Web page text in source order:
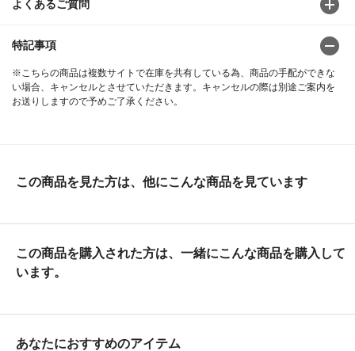
よくあるご質問
特記事項
※こちらの商品は複数サイトで在庫を共有している為、商品の手配ができな
い場合、キャンセルとさせていただきます。キャンセルの際は別途ご案内を
お送りしますので予めご了承ください。
この商品を見た方は、他にこんな商品を見ています
この商品を購入された方は、一緒にこんな商品を購入して
います。
あなたにおすすめのアイテム